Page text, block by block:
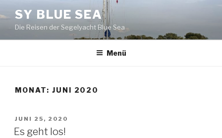
Inhalt
springen
SY BLUE SEA
Die Reisen der Segelyacht Blue Sea
Menü
MONAT: JUNI 2020
VERÖFFENTLICHT
AM
JUNI 25, 2020
Es geht los!